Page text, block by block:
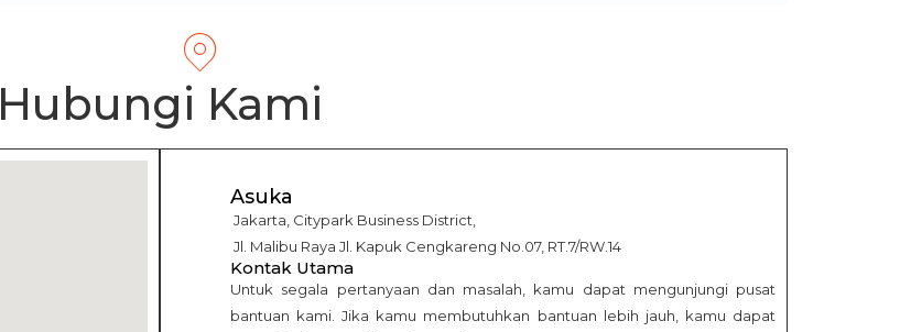
Hubungi Kami
Asuka
Jakarta, Citypark Business District,
Jl. Malibu Raya Jl. Kapuk Cengkareng No.07, RT.7/RW.14
Kontak Utama
Untuk segala pertanyaan dan masalah, kamu dapat mengunjungi pusat
bantuan kami. Jika kamu membutuhkan bantuan lebih jauh, kamu dapat